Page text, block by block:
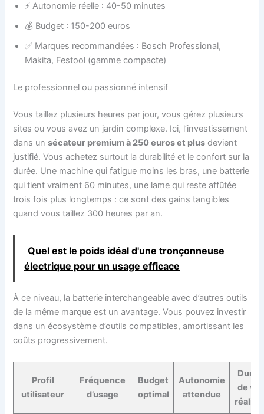
⚡ Autonomie réelle : 40-50 minutes
💰 Budget : 150-200 euros
✅ Marques recommandées : Bosch Professional,
Makita, Festool (gamme compacte)
Le professionnel ou passionné intensif
Vous taillez plusieurs heures par jour, vous gérez plusieurs
sites ou vous avez un jardin complexe. Ici, l’investissement
dans unsécateur premium à 250 euros et plus devient
justifié. Vous achetez surtout la durabilité et le confort sur la
durée. Une machine qui fatigue moins les bras, une batterie
qui tient vraiment 60 minutes, une lame qui reste affûtée
trois fois plus longtemps : ce sont des gains tangibles
quand vous taillez 300 heures par an.
Quel est le poids idéal d'une tronçonneuse
électrique pour un usage efficace
À ce niveau, la batterie interchangeable avec d’autres outils
de la même marque est un avantage. Vous pouvez investir
dans un écosystème d’outils compatibles, amortissant les
coûts progressivement.
Profil
utilisateur
Fréquence
d’usage
Budget
optimal
Autonomie
attendue
Durée
de vie